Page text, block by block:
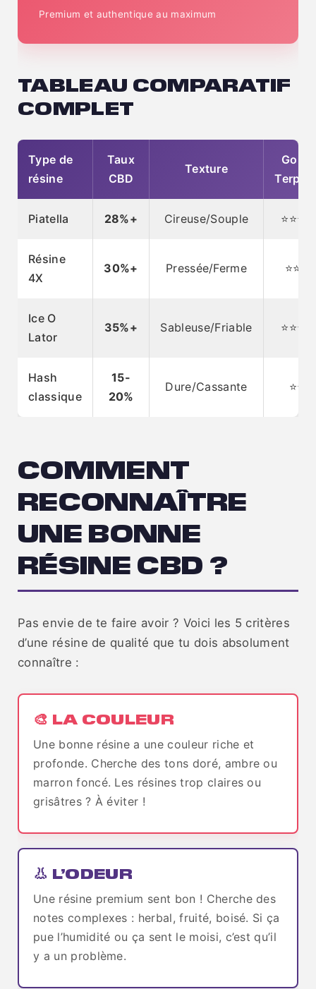
Premium et authentique au maximum
TABLEAU COMPARATIF
COMPLET
Type de
résine
Taux
CBD
Texture
Goût
Piatella 28%+ Cireuse/Souple
Résine
4X
30%+ Pressée/Ferme
Ice O
Lator
35%+ Sableuse/Friable
Hash
classique
15-
20%
Dure/Cassante ⭐⭐⭐
COMMENT
RECONNAÎTRE
UNE BONNE
RÉSINE CBD ?
Pas envie de te faire avoir ? Voici les 5 critères
d’une résine de qualité que tu dois absolument
connaître :
🎨 LA COULEUR
Une bonne résine a une couleur riche et
profonde. Cherche des tons doré, ambre ou
marron foncé. Les résines trop claires ou
grisâtres ? À éviter !
👃 L’ODEUR
Une résine premium sent bon ! Cherche des
notes complexes : herbal, fruité, boisé. Si ça
pue l’humidité ou ça sent le moisi, c’est qu’il
y a un problème.